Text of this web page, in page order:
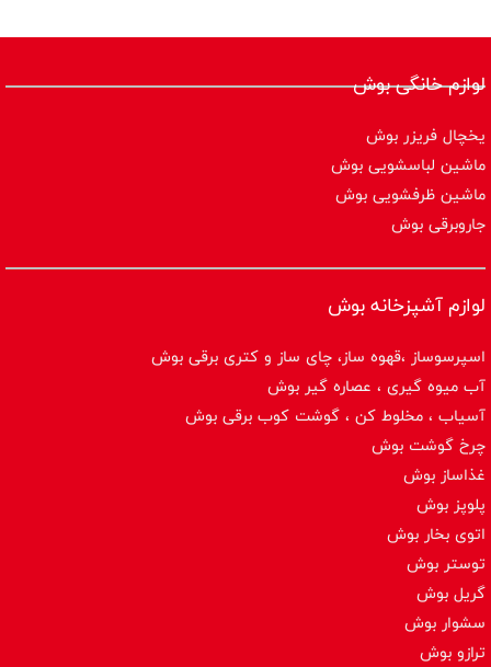
لوازم خانگی بوش
یخچال فریزر بوش
ماشین لباسشویی بوش
ماشین ظرفشویی بوش
جاروبرقی بوش
لوازم آشپزخانه بوش
اسپرسوساز ،قهوه ساز، چای ساز و کتری برقی بوش
آب میوه گیری ، عصاره گیر بوش
آسیاب ، مخلوط کن ، گوشت کوب برقی بوش
چرخ گوشت بوش
غذاساز بوش
پلوپز بوش
اتوی بخار بوش
توستر بوش
گریل بوش
سشوار بوش
ترازو بوش